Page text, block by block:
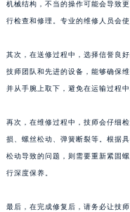
机械结构，不当的操作可能会导致
行检查和修理。专业的维修人员会
其次，在送修过程中，选择信誉良
技师团队和先进的设备，能够确保
并从手腕上取下，避免在运输过程中
再次，在维修过程中，技师会仔细
损、螺丝松动、弹簧断裂等。根据
松动导致的问题，则需要重新紧固
行深度保养。
最后，在完成修复后，请务必让技